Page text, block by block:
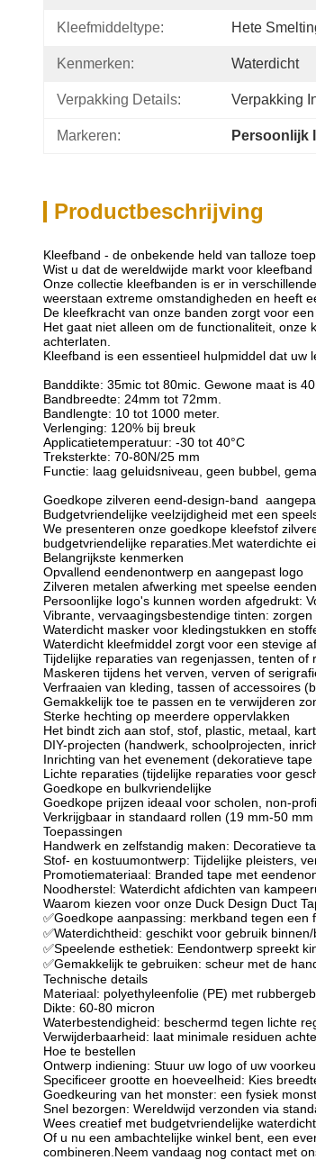
Kleefmiddeltype: Hete
Kenmerken: Waterdicht
Verpakking Details: Verpakking
Markeren: Persoonlijk
Productbeschrijving
Kleefband - de onbekende held van talloze
Wist u dat de wereldwijde markt voor
Onze collectie kleefbanden is er in
weerstaan extreme omstandigheden en heeft
De kleefkracht van onze banden zorgt voor
Het gaat niet alleen om de functionaliteit,
achterlaten.
Kleefband is een essentieel hulpmiddel dat uw
Banddikte: 35mic tot 80mic. Gewone maat is
Bandbreedte: 24mm tot 72mm.
Bandlengte: 10 tot 1000 meter.
Verlenging: 120% bij breuk
Applicatietemperatuur: -30 tot 40°C
Treksterkte: 70-80N/25 mm
Functie: laag geluidsniveau, geen bubbel,
Goedkope zilveren eend-design-band
Budgetvriendelijke veelzijdigheid met een
We presenteren onze goedkope kleefstof
budgetvriendelijke reparaties. Met waterdichte
Belangrijkste kenmerken
Opvallend eendenontwerp en aangepast logo
Zilveren metalen afwerking met speelse
Persoonlijke logo's kunnen worden afgedrukt:
Vibrante, vervaagingsbestendige tinten:
Waterdicht masker voor kledingstukken en
Waterdicht kleefmiddel zorgt voor een stevige
Tijdelijke reparaties van regenjassen, tenten of
Maskeren tijdens het verven, verven of
Verfraaien van kleding, tassen of accessoires
Gemakkelijk toe te passen en te verwijderen
Sterke hechting op meerdere oppervlakken
Het bindt zich aan stof, stof, plastic, metaal,
DIY-projecten (handwerk, schoolprojecten,
Inrichting van het evenement (dekoratieve
Lichte reparaties (tijdelijke reparaties voor
Goedkope en bulkvriendelijke
Goedkope prijzen ideaal voor scholen, non-
Verkrijgbaar in standaard rollen (19 mm-50
Toepassingen
Handwerk en zelfstandig maken: Decoratieve
Stof- en kostuumontwerp: Tijdelijke pleisters,
Promotiemateriaal: Branded tape met
Noodherstel: Waterdicht afdichten van
Waarom kiezen voor onze Duck Design Duct
✅Goedkope aanpassing: merkband tegen een
✅Waterdichtheid: geschikt voor gebruik binnen/
✅Speelende esthetiek: Eendontwerp spreekt
✅Gemakkelijk te gebruiken: scheur met de
Technische details
Materiaal: polyethyleenfolie (PE) met
Dikte: 60-80 micron
Waterbestendigheid: beschermd tegen lichte
Verwijderbaarheid: laat minimale residuen
Hoe te bestellen
Ontwerp indiening: Stuur uw logo of uw
Specificeer grootte en hoeveelheid: Kies
Goedkeuring van het monster: een fysiek
Snel bezorgen: Wereldwijd verzonden via
Wees creatief met budgetvriendelijke
Of u nu een ambachtelijke winkel bent, een
combineren. Neem vandaag nog contact met